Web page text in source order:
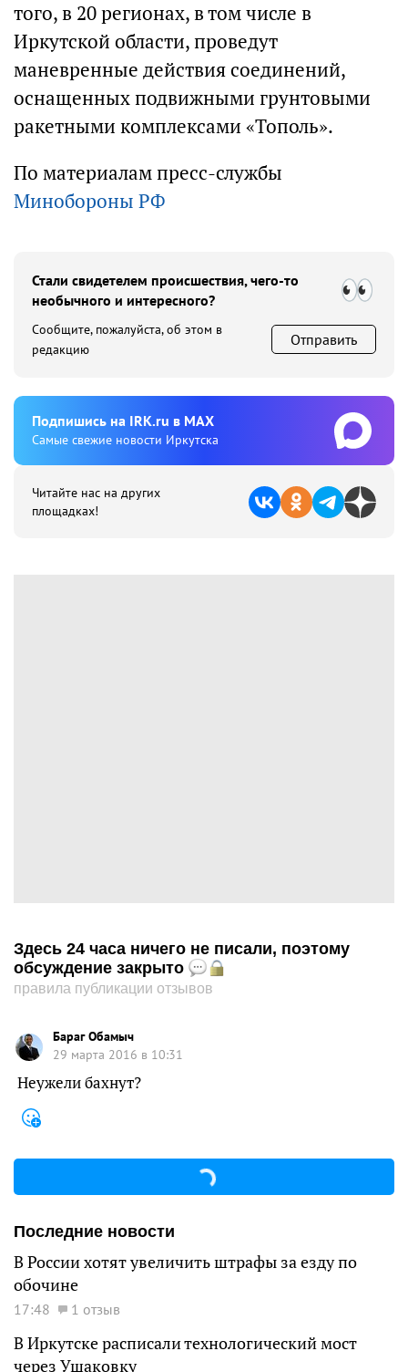
того, в 20 регионах, в том числе в
Иркутской области, проведут
маневренные действия соединений,
оснащенных подвижными грунтовыми
ракетными комплексами «Тополь».
По материалам пресс-службы
Минобороны РФ
Стали свидетелем происшествия, чего-то
необычного и интересного?
Сообщите, пожалуйста, об этом в
редакцию
Отправить
Подпишиcь на IRK.ru в MAX
Cамые свежие новости Иркутска
Читайте нас на других
площадках!
Здесь 24 часа ничего не писали, поэтому
обсуждение закрыто
правила публикации отзывов
Бараг Обамыч
29 марта 2016 в 10:31
Неужели бахнут?
Последние новости
В России хотят увеличить штрафы за езду по
обочине
17:48 1 отзыв
В Иркутске расписали технологический мост
через Ушаковку